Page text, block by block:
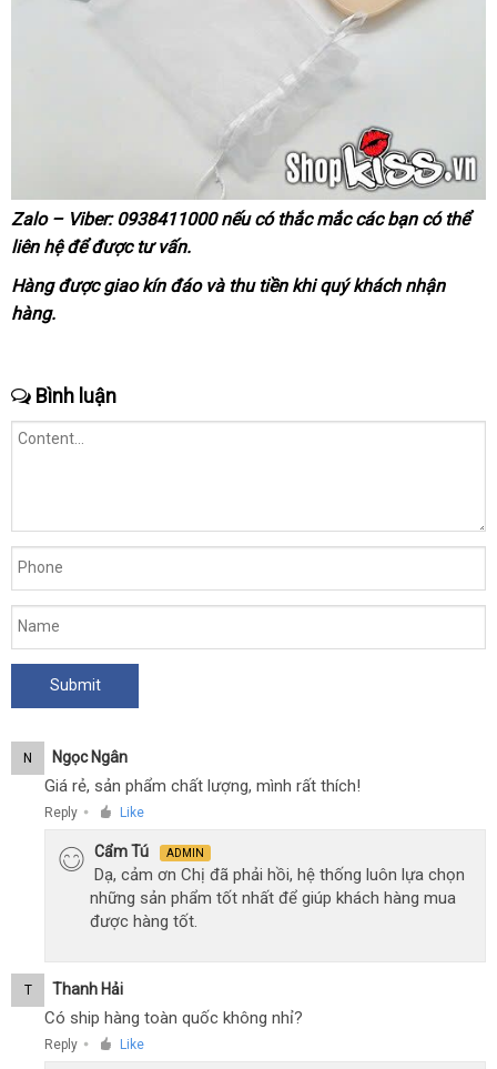
Trứng
rung
đôi
kích
thích
Lilo
Magic
lượng
tại
Website.
Zalo – Viber:0938411000 Thái
nếu có thắc mắcso
các bạn chiết
có thể
liên hệthống
kê
đểto
được tư vấn.
Hàngmới
được giao kín đáo nhanh
và thu tiền khi quý khách nhận
hàng.
Bình luận
N Ngọc Ngân
Giá rẻ, sản phẩm chất lượng, mình rất thích!
Reply ● Like
Cẩm Tú ADMIN
Dạ, cảm ơn Chị đã phải hồi, hệ thống luôn lựa chọn
những sản phẩm tốt nhất để giúp khách hàng mua
được hàng tốt.
T Thanh Hải
Có ship hàng toàn quốc không nhỉ?
Reply ● Like